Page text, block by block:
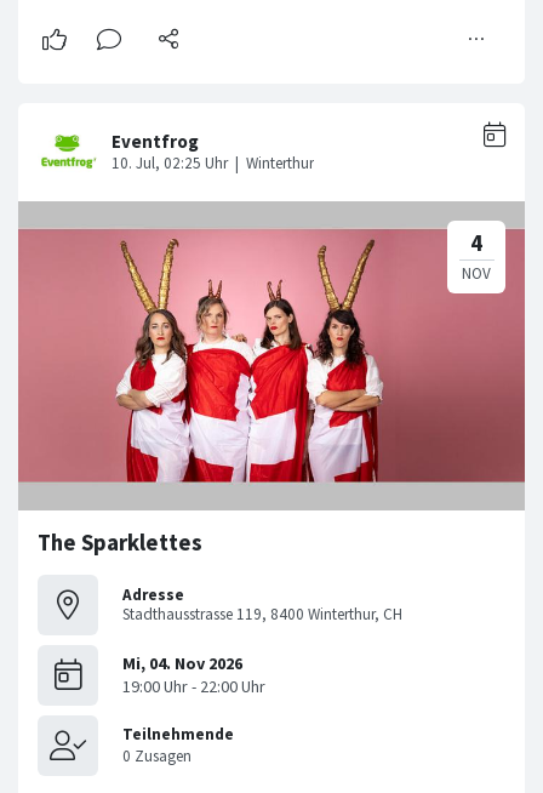
The Sparklettes
Adresse
Stadthausstrasse 119, 8400 Winterthur, CH